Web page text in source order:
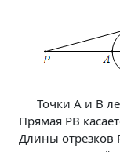
Точки A и B
Прямая PB
Длины отрезков